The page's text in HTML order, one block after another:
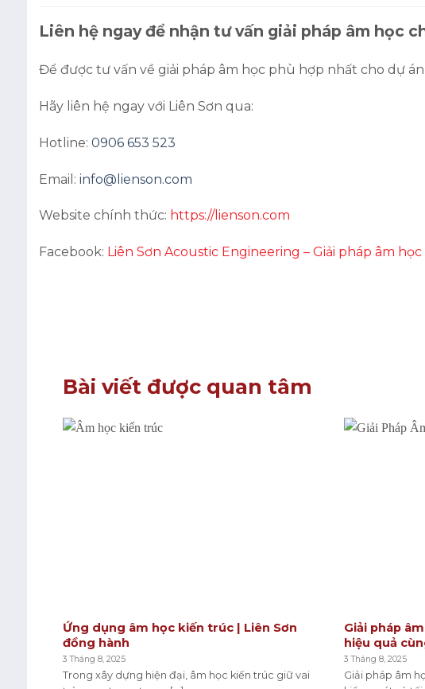
Liên hệ ngay để nhận tư vấn giải pháp âm học
Để được tư vấn về giải pháp âm học phù hợp nhất cho dự án
Hãy liên hệ ngay với Liên Sơn qua:
Hotline: 0906 653 523
Email: info@lienson.com
Website chính thức: https://lienson.com
Facebook: Liên Sơn Acoustic Engineering – Giải pháp âm học
Bài viết được quan tâm
Ứng dụng âm học kiến trúc | Liên Sơn
đồng hành
3 Tháng 8, 2025
Trong xây dựng hiện đại, âm học kiến trúc giữ vai
Giải pháp
hiệu quả
3 Tháng 8, 2025
Giải pháp âm